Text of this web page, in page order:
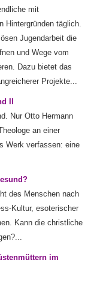
mit
Hintergründen täglich.
Jugendarbeit die
und Wege vom
Dazu bietet das
Projekte...
II
Nur Otto Hermann
an einer
Werk verfassen: eine
des Menschen nach
Kultur, esoterischer
Kann die christliche
im